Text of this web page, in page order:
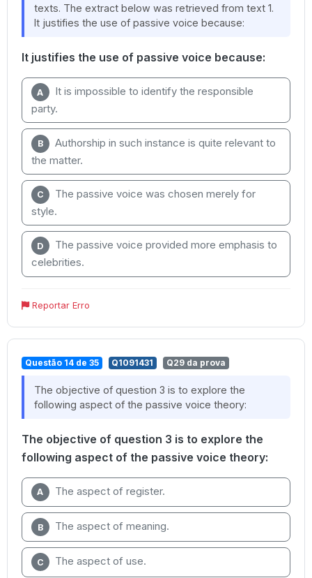
texts. The extract below was retrieved from text 1.
It justifies the use of passive voice because:
It justifies the use of passive voice because:
A
It is impossible to identify the responsible
party.
B
Authorship in such instance is quite relevant to
the matter.
C
The passive voice was chosen merely for
style.
D
The passive voice provided more emphasis to
celebrities.
Reportar Erro
Questão 14 de 35 Q1091431 Q29 da prova
The objective of question 3 is to explore the
following aspect of the passive voice theory:
The objective of question 3 is to explore the
following aspect of the passive voice theory:
A The aspect of register.
B The aspect of meaning.
C The aspect of use.